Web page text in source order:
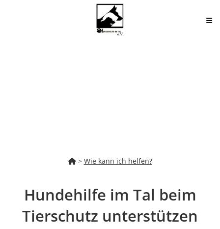
> Wie kann ich helfen?
Hundehilfe im Tal beim
Tierschutz unterstützen